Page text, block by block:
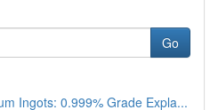
Go
Ingots: 0.999% Grade Expla...